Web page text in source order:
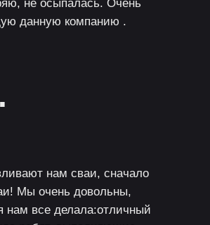
не осыпалась. Очень
данную компанию .
нам сваи, сначало
Мы очень довольны,
нам все делала:отличный